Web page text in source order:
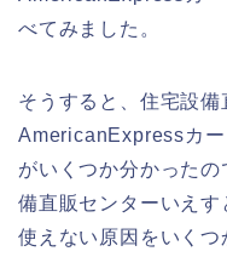
べてみました。
そうすると、住宅設
AmericanExpressカ
がいくつか分かった
備直販センターいえ
使えない原因をいくつ